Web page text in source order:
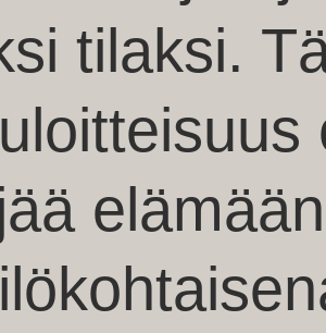
tilaksi.